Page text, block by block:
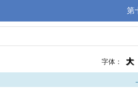
第
字体： 大